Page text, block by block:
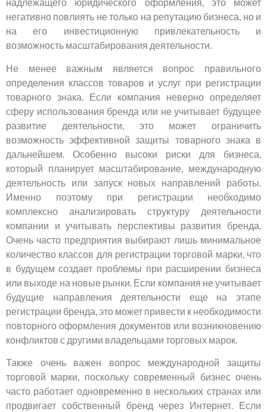
надлежащего юридического оформления, это может
негативно повлиять не только на репутацию бизнеса, но и
на его инвестиционную привлекательность и
возможность масштабирования деятельности.
Не менее важным является вопрос правильного
определения классов товаров и услуг при регистрации
товарного знака. Если компания неверно определяет
сферу использования бренда или не учитывает будущее
развитие деятельности, это может ограничить
возможность эффективной защиты товарного знака в
дальнейшем. Особенно высоки риски для бизнеса,
который планирует масштабирование, международную
деятельность или запуск новых направлений работы.
Именно поэтому при регистрации необходимо
комплексно анализировать структуру деятельности
компании и учитывать перспективы развития бренда.
Очень часто предприятия выбирают лишь минимальное
количество классов для регистрации торговой марки, что
в будущем создает проблемы при расширении бизнеса
или выходе на новые рынки. Если компания не учитывает
будущие направления деятельности еще на этапе
регистрации бренда, это может привести к необходимости
повторного оформления документов или возникновению
конфликтов с другими владельцами торговых марок.
Также очень важен вопрос международной защиты
торговой марки, поскольку современный бизнес очень
часто работает одновременно в нескольких странах или
продвигает собственный бренд через Интернет. Если